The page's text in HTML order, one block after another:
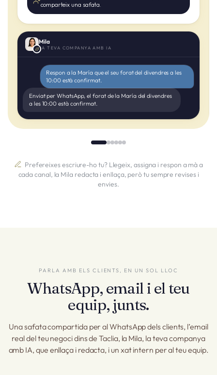
comparteix una safata.
Mila
LA TEVA COMPANYA AMB IA
Respon a la María que el seu forat del divendres a les
10:00 està confirmat.
Enviat per WhatsApp, el forat de la María del divendres
a les 10:00 està confirmat.
Prefereixes escriure-ho tu? Llegeix, assigna i respon a mà a
cada canal, la Mila redacta i enllaça, però tu sempre revises i
envies.
PARLA AMB ELS CLIENTS, EN UN SOL LLOC
WhatsApp, email i el teu
equip, junts.
Una safata compartida per al WhatsApp dels clients, l’email
real del teu negoci dins de Taclia, la Mila, la teva companya
amb IA, que enllaça i redacta, i un xat intern per al teu equip.